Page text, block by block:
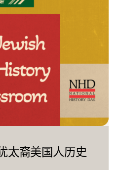
太裔美国人历史